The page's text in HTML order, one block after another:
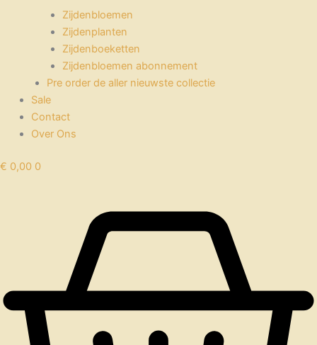
Zijdenbloemen
Zijdenplanten
Zijdenboeketten
Zijdenbloemen abonnement
Pre order de aller nieuwste collectie
Sale
Contact
Over Ons
€ 0,00 0